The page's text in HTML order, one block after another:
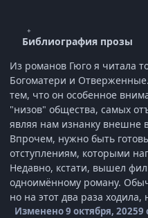
Библиография прозы
Из романов Гюго я читала
Богоматери и
тем, что он особенное
"низов" общества, самых
являя нам изнанку внешне
Впрочем, нужно быть
отступлениям, которыми
Недавно, кстати, вышел
одноимённому роману.
но на этот два раза ходила,
Изменено9 октября, 20259